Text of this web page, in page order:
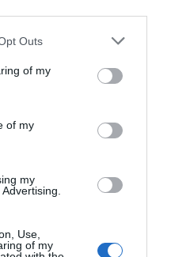
uses one or more Google
You may click to
its third-party tags to
purposes in below Google
Outs
of my
of my
my
Use,
of my